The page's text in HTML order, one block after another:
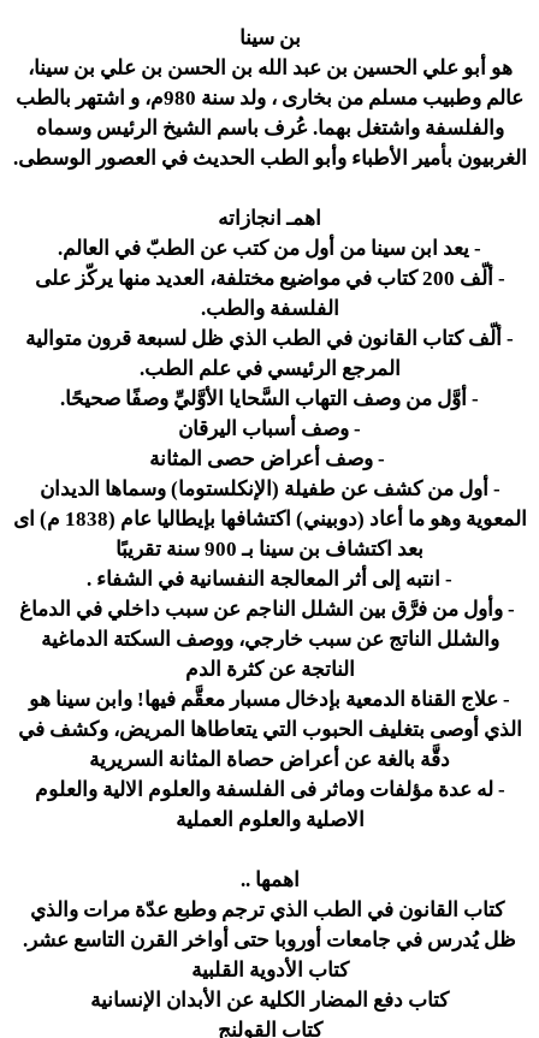
بن سينا
هو أبو علي الحسين بن عبد الله بن الحسن بن علي بن سينا،
عالم وطبيب مسلم من بخارى ، ولد سنة 980م، و اشتهر بالطب
والفلسفة واشتغل بهما. عُرف باسم الشيخ الرئيس وسماه
الغربيون بأمير الأطباء وأبو الطب الحديث في العصور الوسطى.
اهمـ انجازاته
- يعد ابن سينا من أول من كتب عن الطبّ في العالم.
- ألّف 200 كتاب في مواضيع مختلفة، العديد منها يركّز على
الفلسفة والطب.
- ألّف كتاب القانون في الطب الذي ظل لسبعة قرون متوالية
المرجع الرئيسي في علم الطب.
- أوَّل من وصف التهاب السَّحايا الأوَّليِّ وصفًا صحيحًا.
- وصف أسباب اليرقان
- وصف أعراض حصى المثانة
- أول من كشف عن طفيلة (الإنكلستوما) وسماها الديدان
المعوية وهو ما أعاد (دوبيني) اكتشافها بإيطاليا عام (1838 م) اى
بعد اكتشاف بن سينا بـ 900 سنة تقريبًا
- انتبه إلى أثر المعالجة النفسانية في الشفاء .
- وأول من فرَّق بين الشلل الناجم عن سبب داخلي في الدماغ
والشلل الناتج عن سبب خارجي، ووصف السكتة الدماغية
الناتجة عن كثرة الدم
- علاج القناة الدمعية بإدخال مسبار معقَّم فيها! وابن سينا هو
الذي أوصى بتغليف الحبوب التي يتعاطاها المريض، وكشف في
دقَّة بالغة عن أعراض حصاة المثانة السريرية
- له عدة مؤلفات وماثر فى الفلسفة والعلوم الالية والعلوم
الاصلية والعلوم العملية
اهمها ..
كتاب القانون في الطب الذي ترجم وطبع عدّة مرات والذي
ظل يُدرس في جامعات أوروبا حتى أواخر القرن التاسع عشر.
كتاب الأدوية القلبية
كتاب دفع المضار الكلية عن الأبدان الإنسانية
كتاب القولنج